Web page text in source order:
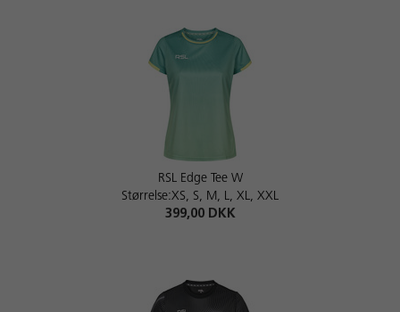
RSL Edge Tee W
Størrelse:XS, S, M, L, XL, XXL
399,00 DKK